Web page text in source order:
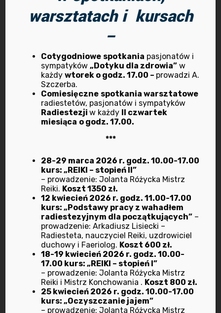
marzec 2025
październik 2024
wrzesień 2024
lipiec 2024
luty 2024
wrzesień 2023
lipiec 2023
maj 2023
marzec 2023
luty 2023
warsztatach i kursach
–
Cotygodniowe spotkania pasjonatów i
sympatyków„Dotyku dla zdrowia” w
każdywtorek o godz. 17.00 – prowadzi A.
Szczerba.
Comiesięczne spotkania warsztatowe
radiestetów, pasjonatów i sympatyków
Radiestezjiw każdy II czwartek
miesiąca o godz. 17.00.
***
28-29 marca 2026 r. godz. 10.00-17.00
kurs: „REIKI – stopień II”
– prowadzenie: Jolanta Różycka Mistrz
Reiki. Koszt 1350 zł.
12 kwiecień 2026 r. godz. 11.00-17.00
kurs: „Podstawy pracy z wahadłem
radiestezyjnym dla początkujących” –
prowadzenie: Arkadiusz Lisiecki –
Radiesteta, nauczyciel Reiki, uzdrowiciel
duchowy i Faeriolog. Koszt 600 zł.
18-19 kwiecień 2026 r. godz. 10.00-
17.00 kurs: „REIKI – stopień I”
– prowadzenie: Jolanta Różycka Mistrz
Reiki i Mistrz Konchowania . Koszt 800 zł.
25 kwiecień 2026 r. godz. 10.00-17.00
kurs: „Oczyszczanie jajem”
– prowadzenie: Jolanta Różycka Mistrz